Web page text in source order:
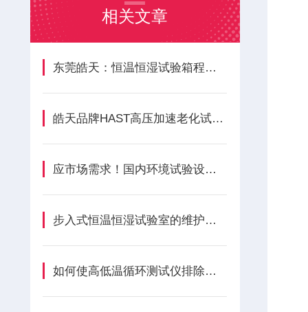
相关文章
东莞皓天：恒温恒湿试验箱程序编辑与运行教程?
皓天品牌HAST高压加速老化试验箱怎样维修与保养？
应市场需求！国内环境试验设备行业积极加码高低温试验箱市场
步入式恒温恒湿试验室的维护技巧
如何使高低温循环测试仪排除报警